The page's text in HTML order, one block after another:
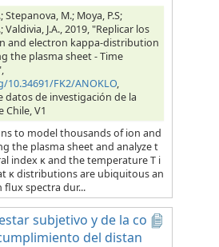
Stepanova, M.; Moya, P.S;
Valdivia, J.A., 2019, "Replicar los
and electron kappa-distribution
the plasma sheet - Time
FK2/ANOKLO,
datos de investigación de la
Chile, V1
to model thousands of ion and
the plasma sheet and analyze t
index κ and the temperature T i
κ distributions are ubiquitous an
spectra dur...
subjetivo y de la co
del distan